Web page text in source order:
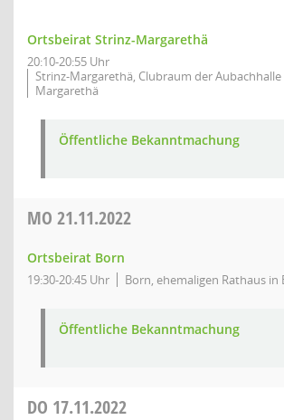
Ortsbeirat Strinz-Margarethä
20:10-20:55 Uhr
Strinz-Margarethä, Clubraum der Aubachhalle
Margarethä
Öffentliche Bekanntmachung
MO 21.11.2022
Ortsbeirat Born
19:30-20:45 Uhr Born, ehemaligen Rathaus in
Öffentliche Bekanntmachung
DO 17.11.2022